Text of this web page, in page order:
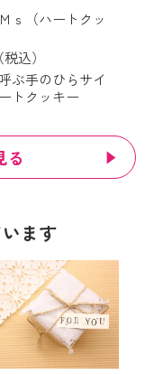
ｓ（ハートクッ
込）
ぶ手のひらサイ
トクッキー
る
ます